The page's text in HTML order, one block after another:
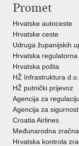
Promet
Hrvatske autoceste
Hrvatske ceste
Udruga županijskih
Hrvatska
Hrvatska pošta
HŽ Infrastruktura
HŽ putnički prijevoz
Agencija za
Agencija za
Croatia Airlines
Međunarodna
Hrvatska kontrola